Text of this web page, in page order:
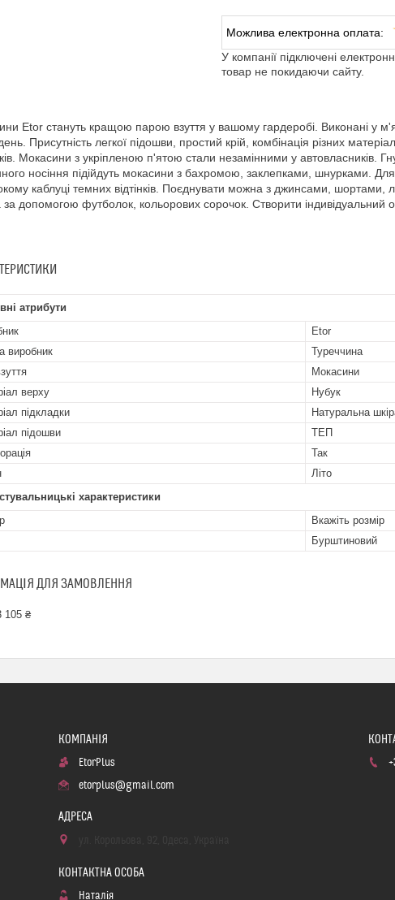
У компанії підключені
товар не покидаючи сайту.
Etor стануть кращою парою взуття у вашому гардеробі. Виконані у
Присутність легкої підошви, простий крій, комбінація різних
Мокасини з укріпленою п'ятою стали незамінними у автовласників.
носіння підійдуть мокасини з бахромою, заклепками, шнурками.
каблуці темних відтінків. Поєднувати можна з джинсами, шортами,
допомогою футболок, кольорових сорочок. Створити індивідуальний
атрибути
Etor
виробник
Туреччина
Мокасини
верху
Нубук
підкладки
Натуральна
підошви
ТЕП
Так
Літо
характеристики
Вкажіть розмір
Бурштиновий
ДЛЯ ЗАМОВЛЕННЯ
105 ₴
EtorPlus
etorplus@gmail.com
Наталія